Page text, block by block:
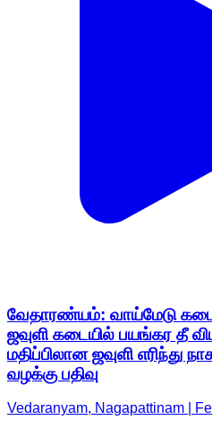
வேதாரண்யம்: வாய்மேடு
ஜவுளி கடையில் பயங்கர தீ
மதிப்பிலான ஜவுளி எரிந்து
வழக்கு பதிவு
Vedaranyam, Nagapattinam |